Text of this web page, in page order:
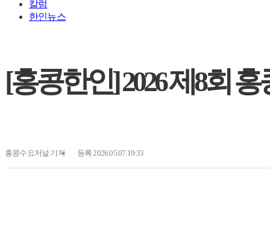
칼럼
한인뉴스
[홍콩한인] 2026 제8회
홍콩수요저널 기자 등록 2026.05.07 19:33